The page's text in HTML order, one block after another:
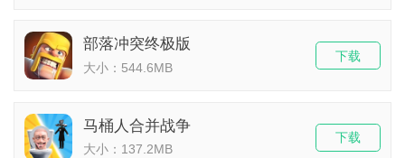
部落冲突终极版
大小：544.6MB
下载
马桶人合并战争
大小：137.2MB
下载